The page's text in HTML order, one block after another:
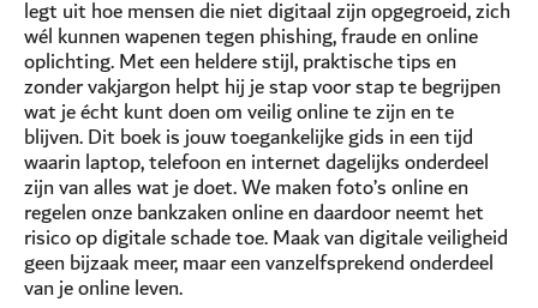
legt uit hoe mensen die niet digitaal zijn opgegroeid, zich
wél kunnen wapenen tegen phishing, fraude en online
oplichting. Met een heldere stijl, praktische tips en
zonder vakjargon helpt hij je stap voor stap te begrijpen
wat je écht kunt doen om veilig online te zijn en te
blijven. Dit boek is jouw toegankelijke gids in een tijd
waarin laptop, telefoon en internet dagelijks onderdeel
zijn van alles wat je doet. We maken foto’s online en
regelen onze bankzaken online en daardoor neemt het
risico op digitale schade toe. Maak van digitale veiligheid
geen bijzaak meer, maar een vanzelfsprekend onderdeel
van je online leven.